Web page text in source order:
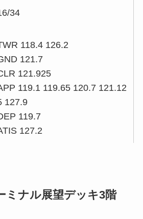
34
118.4 126.2
121.7
121.925
119.1 119.65 120.7 121.12
127.9
119.7
127.2
ミナル展望デッキ3階